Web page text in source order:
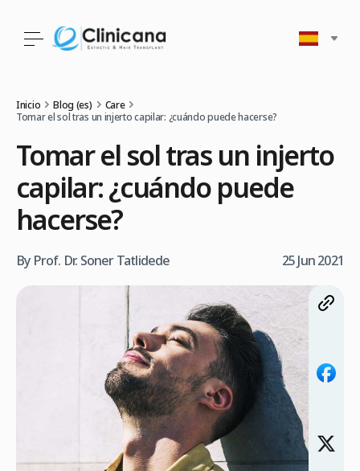
Inicio Blog (es)
Care
Tomar el sol tras un injerto capilar: ¿cuándo puede hacerse?
Tomar el sol tras un injerto
capilar: ¿cuándo puede
hacerse?
By Prof. Dr. Soner Tatlidede 25 Jun 2021